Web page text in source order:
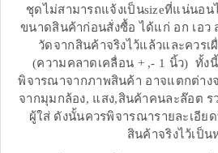
ชุดไม่สามารถแจ้งเป็นsizeที่แน่นอ
ขนาดสินค้าก่อนสั่งซื้อ ได้แก่ อก เอว
วัดจากสินค้าจริงไว้แล้วและควร
(ความคลาดเคลื่อน + ,- 1 นิ้ว) ทั้ง
พิจารณาจากภาพสินค้า อาจแตกต่าง
จากมุมกล้อง, แสง,สินค้าคนละล๊อต ร
ผู้ใส่ ดังนั้นควรพิจารณารายละเอีย
สินค้าจริงไว้เป็น